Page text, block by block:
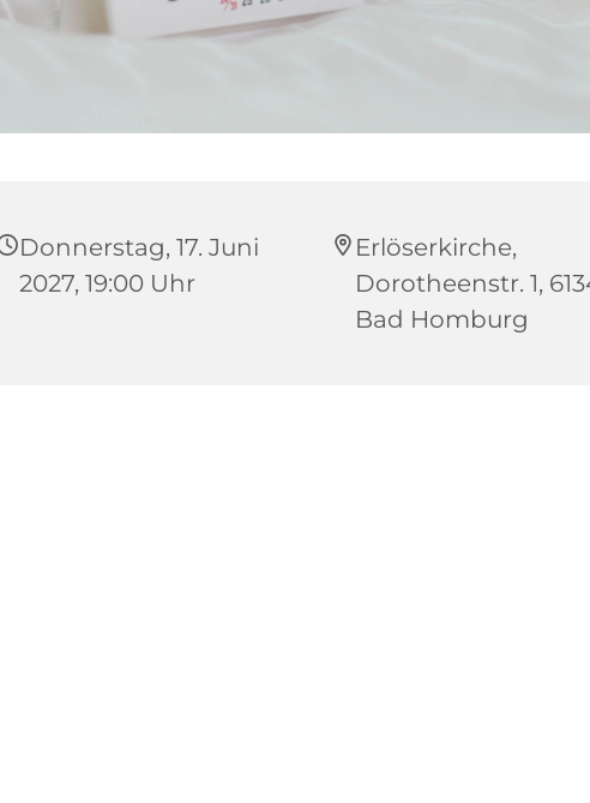
Donnerstag, 17. Juni
2027, 19:00 Uhr
Erlöserkirche,
Dorotheenstr. 1,
Bad Homburg